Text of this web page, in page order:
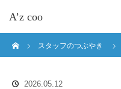
A’z coo
スタッフのつぶやき
2026.05.12